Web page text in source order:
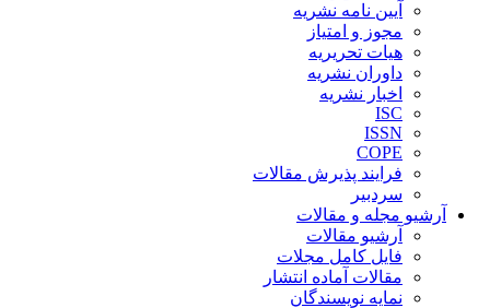
آیین نامه نشریه
مجوز و امتیاز
هیات تحریریه
داوران نشریه
اخبار نشریه
ISC
ISSN
COPE
فرایند پذیرش مقالات
سردبیر
آرشیو مجله و مقالات
آرشیو مقالات
فایل کامل مجلات
مقالات آماده انتشار
نمایه نویسندگان